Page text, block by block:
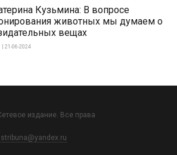
Кузьмина: В вопросе
животных мы думаем о
вещах
| 21-06-2024
издание. Все права